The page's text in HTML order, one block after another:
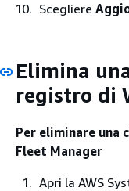
Scegliere
Elimina
registro di
Per eliminare una
Fleet Manager
Apri la AWS